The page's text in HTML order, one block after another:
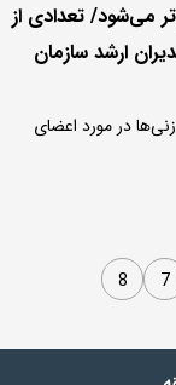
می‌شود/ تعدادی از
ارشد سازمان
در مورد اعضای
7
8